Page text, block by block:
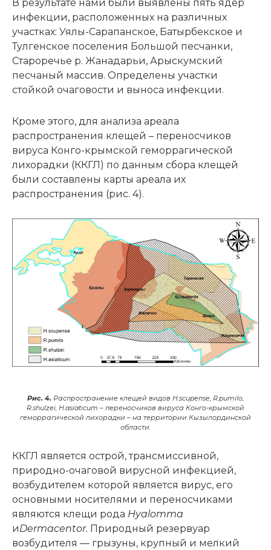
В результате нами были выявлены пять ядер
инфекции, расположенных на различных
участках: Уялы-Сарапанское, Батырбекское и
Тулгенское поселения Большой песчанки,
Староречье р. Жанадарьи, Арыскумский
песчаный массив. Определены участки
стойкой очаговости и выноса инфекции.
Кроме этого, для анализа ареала
распространения клещей – переносчиков
вируса Конго-крымской геморрагической
лихорадки (ККГЛ) по данным сбора клещей
были составлены карты ареала их
распространения (рис. 4).
Рис. 4. Распространение клещей видов H.scupense, R.pumilo,
R.shulzei, H.asiaticum – переносчиков вируса Конго-крымской
геморрагической лихорадки – на территории Кызылординской
области.
ККГЛ является острой, трансмиссивной,
природно-очаговой вирусной инфекцией,
возбудителем которой является вирус, его
основными носителями и переносчиками
являются клещи рода Hyalomma
иDermacentor. Природный резервуар
возбудителя — грызуны, крупный и мелкий